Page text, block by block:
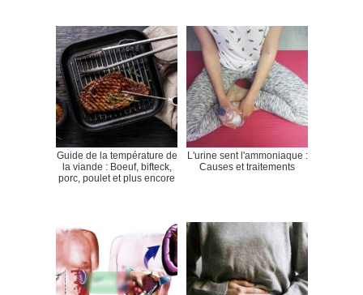
Guide de la température de
la viande : Boeuf, bifteck,
porc, poulet et plus encore
L'urine sent l'ammoniaque :
Causes et traitements